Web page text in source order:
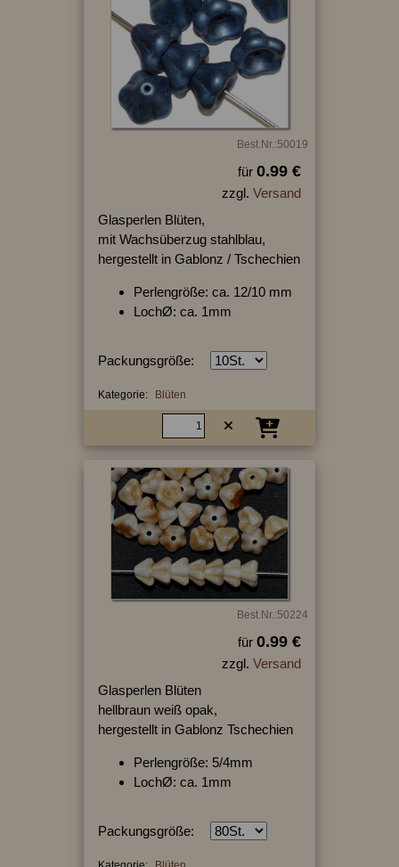
Best.Nr.:50019
für 0.99 €
zzgl. Versand
Glasperlen Blüten,
mit Wachsüberzug stahlblau,
hergestellt in Gablonz / Tschechien
Perlengröße: ca. 12/10 mm
LochØ: ca. 1mm
Packungsgröße:
Kategorie: Blüten
Best.Nr.:50224
für 0.99 €
zzgl. Versand
Glasperlen Blüten
hellbraun weiß opak,
hergestellt in Gablonz Tschechien
Perlengröße: 5/4mm
LochØ: ca. 1mm
Packungsgröße: